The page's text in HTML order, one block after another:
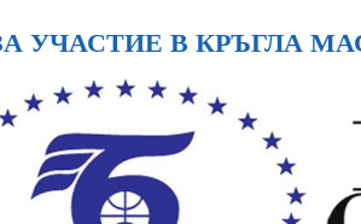
УЧАСТИЕ В КРЪГЛА